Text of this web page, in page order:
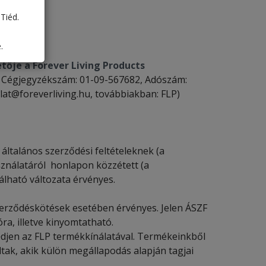
a Forever Living Products
01-09-567682, Adószám:
továbbiakban: FLP)
szerződési feltételeknek (a
honlapon közzétett (a
változata érvényes.
esetében érvényes. Jelen ÁSZF
illetve kinyomtatható.
az FLP termékkínálatával. Termékeinkből
akik külön megállapodás alapján tagjai